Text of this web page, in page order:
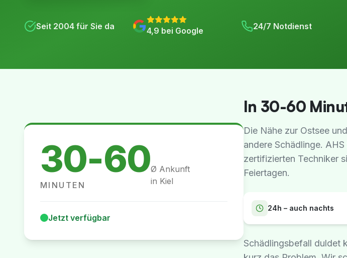
Seit 2004 für Sie da 4,9 bei Google 24/7 Notdienst
30-60
MINUTEN
Ø Ankunft
in Kiel
Jetzt verfügbar
In 30-60
Die Nähe zur Ostsee
andere Schädlinge.
zertifizierten Techniker
Feiertagen.
24h – auch nachts
Schädlingsbefall duldet